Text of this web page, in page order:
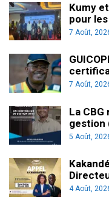
Kumy
pour
7 Août,
7 Août,
La
gestion
5 Août,
4 Août,